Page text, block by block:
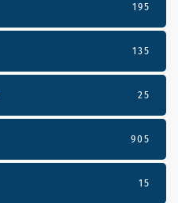
195
135
25
905
15